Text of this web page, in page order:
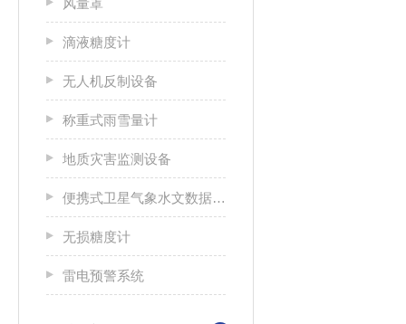
风量罩
滴液糖度计
无人机反制设备
称重式雨雪量计
地质灾害监测设备
便携式卫星气象水文数据广播接收设备
无损糖度计
雷电预警系统